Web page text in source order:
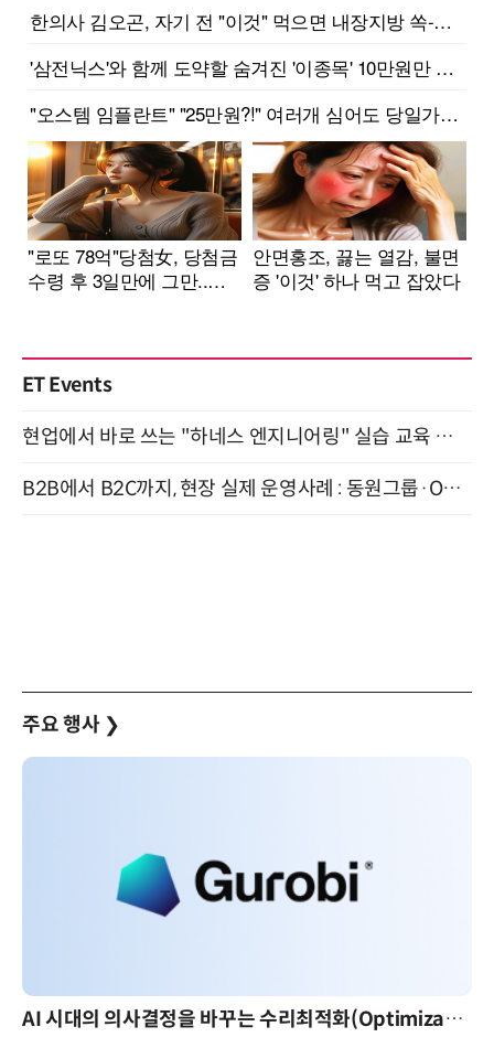
ET Events
현업에서 바로 쓰는 "하네스 엔지니어링" 실습 교육 워크숍 8월 20일 개최
B2B에서 B2C까지, 현장 실제 운영사례 : 동원그룹·OCI·다이닝브랜즈그룹·당근 (8/27)
주요 행사 ❯
AI 시대의 의사결정을 바꾸는 수리최적화(Optimization): 실제 산업 적용 사례와 활용 전략